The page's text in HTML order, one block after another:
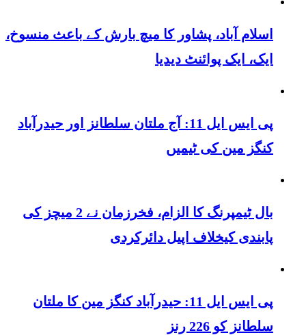
اسلام آباد، پشاور کا میچ بارش کے باعث منسوخ،
ایک، ایک پوائنٹ دیدیا
پی ایس ایل 11: آج ملتان سلطانز اور حیدرآباد
کنگز مین کی ٹیمیں
بال ٹیمپرنگ کا الزام، فخرزمان نے 2 میچز کی
پابندی کیخلاف اپیل دائرکردی
پی ایس ایل 11: حیدرآباد کنگز مین کا ملتان
سلطانز کو 226 رنز